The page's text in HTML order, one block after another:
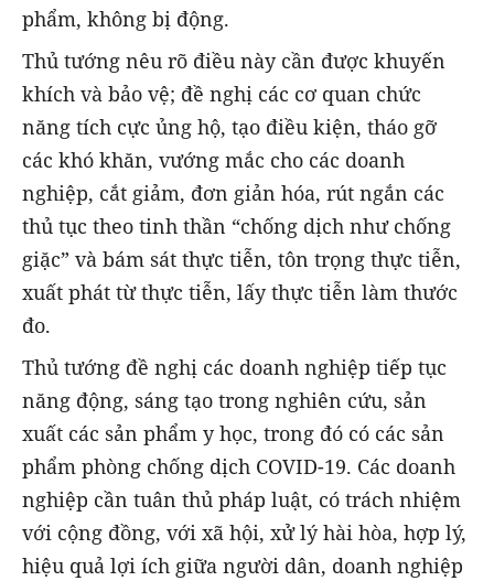
phẩm, không bị động.
Thủ tướng nêu rõ điều này cần được khuyến
khích và bảo vệ; đề nghị các cơ quan chức
năng tích cực ủng hộ, tạo điều kiện, tháo gỡ
các khó khăn, vướng mắc cho các doanh
nghiệp, cắt giảm, đơn giản hóa, rút ngắn các
thủ tục theo tinh thần “chống dịch như chống
giặc” và bám sát thực tiễn, tôn trọng thực tiễn,
xuất phát từ thực tiễn, lấy thực tiễn làm thước
đo.
Thủ tướng đề nghị các doanh nghiệp tiếp tục
năng động, sáng tạo trong nghiên cứu, sản
xuất các sản phẩm y học, trong đó có các sản
phẩm phòng chống dịch COVID-19. Các doanh
nghiệp cần tuân thủ pháp luật, có trách nhiệm
với cộng đồng, với xã hội, xử lý hài hòa, hợp lý,
hiệu quả lợi ích giữa người dân, doanh nghiệp